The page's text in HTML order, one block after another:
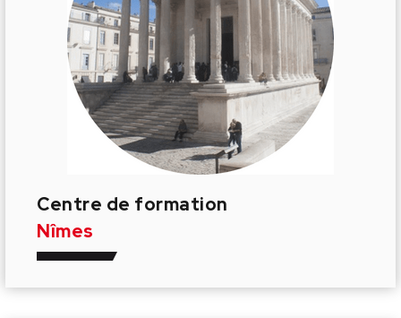
Centre de formation
Nîmes